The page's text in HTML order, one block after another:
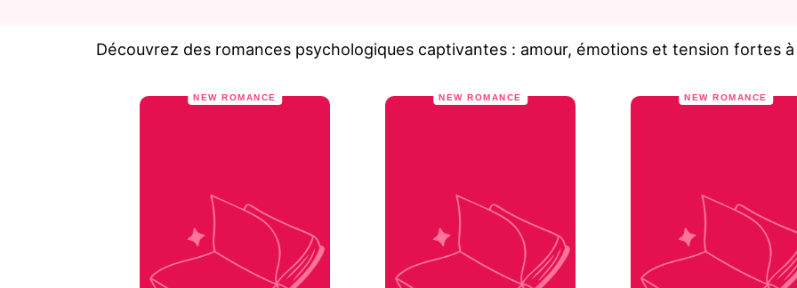
Découvrez des romances psychologiques captivantes : amour, émotions et tension fortes
NEW ROMANCE NEW ROMANCE NEW ROMANCE